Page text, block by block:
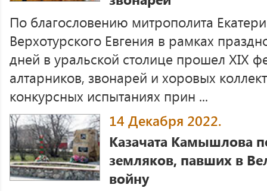
По благословению митрополита
Верхотурского Евгения в рамках
дней в уральской столице прошел XIХ
алтарников, звонарей и хоровых
конкурсных испытаниях прин ...
14 Декабря 2022.
Казачата Камышлова
земляков, павших в
войну